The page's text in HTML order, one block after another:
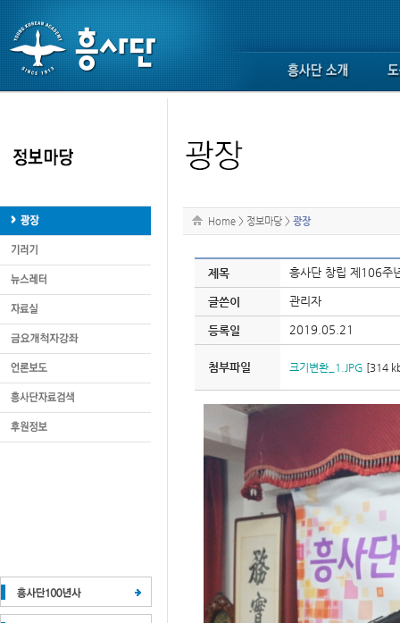
Home > 정보마당 > 광장
제목 흥사단 창립 제106주
글쓴이 관리자
등록일 2019.05.21
첨부파일 크기변환_1.JPG [314